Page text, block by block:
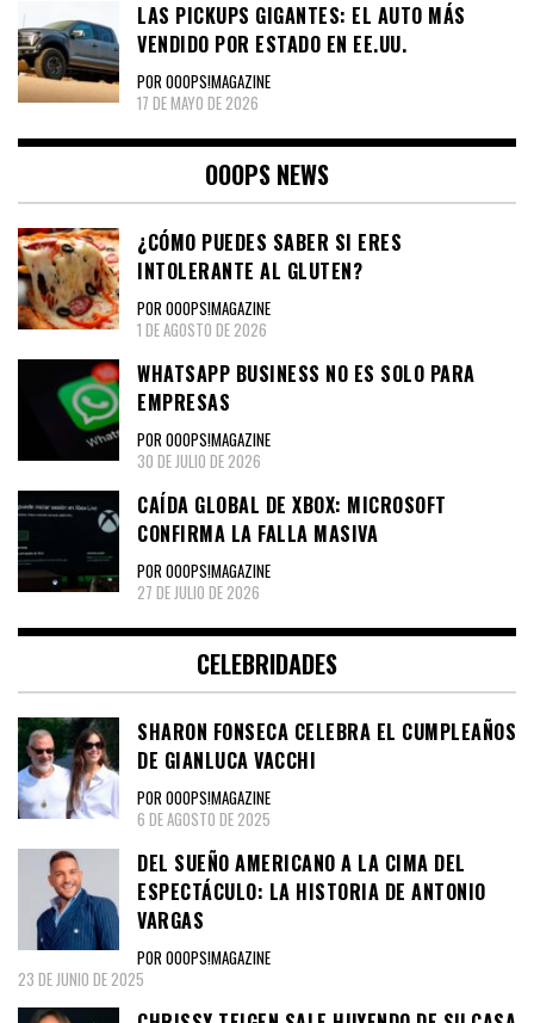
LAS PICKUPS GIGANTES: EL AUTO MÁS
VENDIDO POR ESTADO EN EE.UU.
POR OOOPS!MAGAZINE
17 DE MAYO DE 2026
OOOPS NEWS
¿CÓMO PUEDES SABER SI ERES
INTOLERANTE AL GLUTEN?
POR OOOPS!MAGAZINE
1 DE AGOSTO DE 2026
WHATSAPP BUSINESS NO ES SOLO PARA
EMPRESAS
POR OOOPS!MAGAZINE
30 DE JULIO DE 2026
CAÍDA GLOBAL DE XBOX: MICROSOFT
CONFIRMA LA FALLA MASIVA
POR OOOPS!MAGAZINE
27 DE JULIO DE 2026
CELEBRIDADES
SHARON FONSECA CELEBRA EL CUMPLEAÑOS
DE GIANLUCA VACCHI
POR OOOPS!MAGAZINE
6 DE AGOSTO DE 2025
DEL SUEÑO AMERICANO A LA CIMA DEL
ESPECTÁCULO: LA HISTORIA DE ANTONIO
VARGAS
POR OOOPS!MAGAZINE
23 DE JUNIO DE 2025